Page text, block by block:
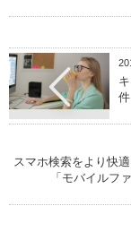
件
スマホ検索をより快
「モバイルフ